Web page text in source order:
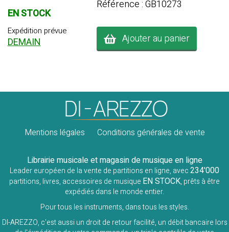
EN STOCK
Expédition prévue
DEMAIN
Référence : GB10273
Ajouter au panier
Mentions légales Conditions générales de vente
Librairie musicale et magasin de musique en ligne
Leader européen de la vente de partitions en ligne, avec234'000
partitions, livres, accessoires de musique EN STOCK, prêts à être
expédiés dans le monde entier.
Pour tous les instruments, dans tous les styles.
DI-AREZZO, c'est aussi un droit de retour facilité, un débit bancaire lors